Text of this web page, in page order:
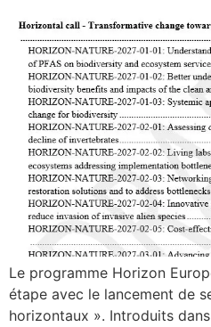
Le programme Horizon
étape avec le lancement de
horizontaux ». Introduits